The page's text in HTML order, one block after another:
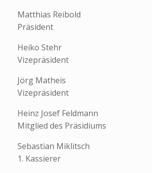
Matthias Reibold
Präsident
Heiko Stehr
Vizepräsident
Jörg Matheis
Vizepräsident
Heinz Josef Feldmann
Mitglied des Präsidiums
Sebastian Miklitsch
1. Kassierer